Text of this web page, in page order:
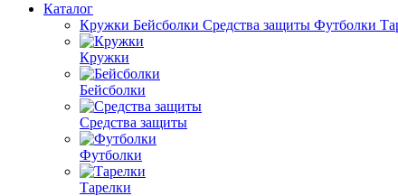
Каталог
Кружки Бейсболки Средства защиты Футболки
Кружки
Бейсболки
Средства защиты
Футболки
Тарелки